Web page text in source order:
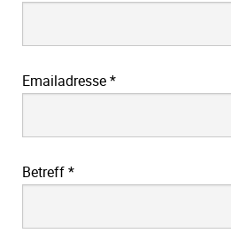
Emailadresse*
Betreff*